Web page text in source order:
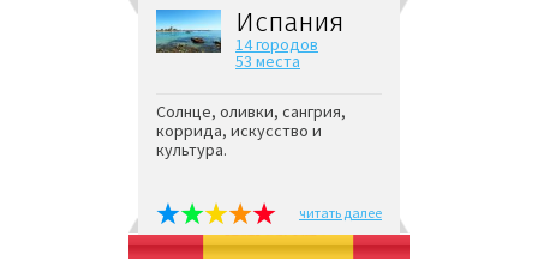
Испания
14 городов
53 места
Солнце, оливки, сангрия,
коррида, искусство и
культура.
читать далее